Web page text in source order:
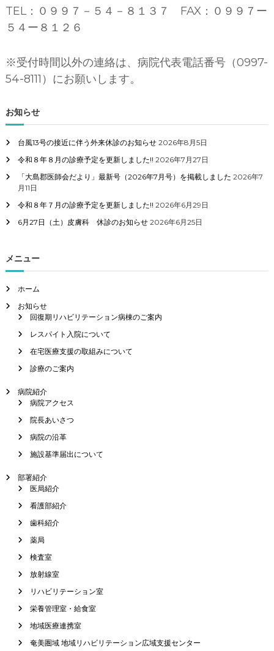
TEL：０９９７－５４－８１３７ FAX：０９９７ー
５４ー８１２６
※受付時間以外の連絡は、病院代表電話番号（0997-
54-8111）にお願いします。
お知らせ
台風13号の接近に伴う外来休診のお知らせ 2026年8月5日
令和８年８月の診療予定を更新しました!! 2026年7月27日
「大島郡医師会だより」最新号（2026年7月号）を掲載しました 2026年7
月11日
令和８年７月の診療予定を更新しました!! 2026年6月29日
6月27日（土）皮膚科 休診のお知らせ 2026年6月25日
メニュー
ホーム
お知らせ
回復期リハビリテーション病棟のご案内
レスパイト入院について
在宅医療支援の取組みについて
診療のご案内
病院紹介
病院アクセス
院長あいさつ
病院の沿革
施設基準届出について
部署紹介
医局紹介
看護部紹介
歯科紹介
薬局
検査室
放射線室
リハビリテーション室
栄養管理室・給食室
地域医療連携室
奄美圏域 地域リハビリテーション広域支援センター